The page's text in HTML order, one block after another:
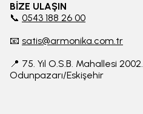
BİZE ULAŞIN
📞 0543 188 26 00
📧 satis@armonika.com.tr
📍 75. Yıl O.S.B. Mahallesi
Odunpazarı/Eskişehir